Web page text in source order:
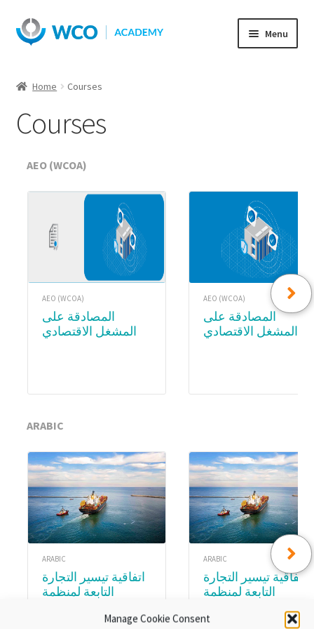
Manage Cookie Consent
Skip
to
Skip
to
Menu
Home Courses
Courses
AEO (WCOA)
AEO (WCOA)
المصادقة على
المشغل الاقتصادي
AEO (WCOA)
المصادقة على
المشغل الاقتصادي
ARABIC
ARABIC
اتفاقية تيسير التجارة
التابعة لمنظمة
ARABIC
اتفاقية تيسير التجارة
التابعة لمنظمة
الوحدة ٨:تنفيذ اتفاقية